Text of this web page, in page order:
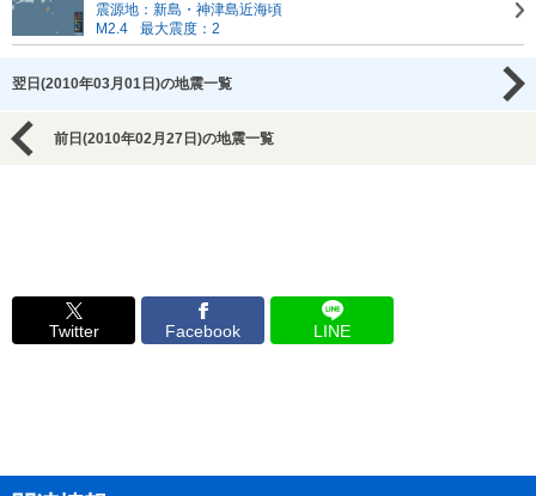
震源地：新島・神津島近海頃
M2.4
最大震度：2
翌日(2010年03月01日)の地震一覧
前日(2010年02月27日)の地震一覧
Twitter Facebook LINE